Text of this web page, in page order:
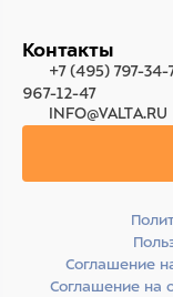
Контакты
+7 (495) 797-34-
967-12-47
INFO@VALTA.RU
Соглашение
Соглашение на